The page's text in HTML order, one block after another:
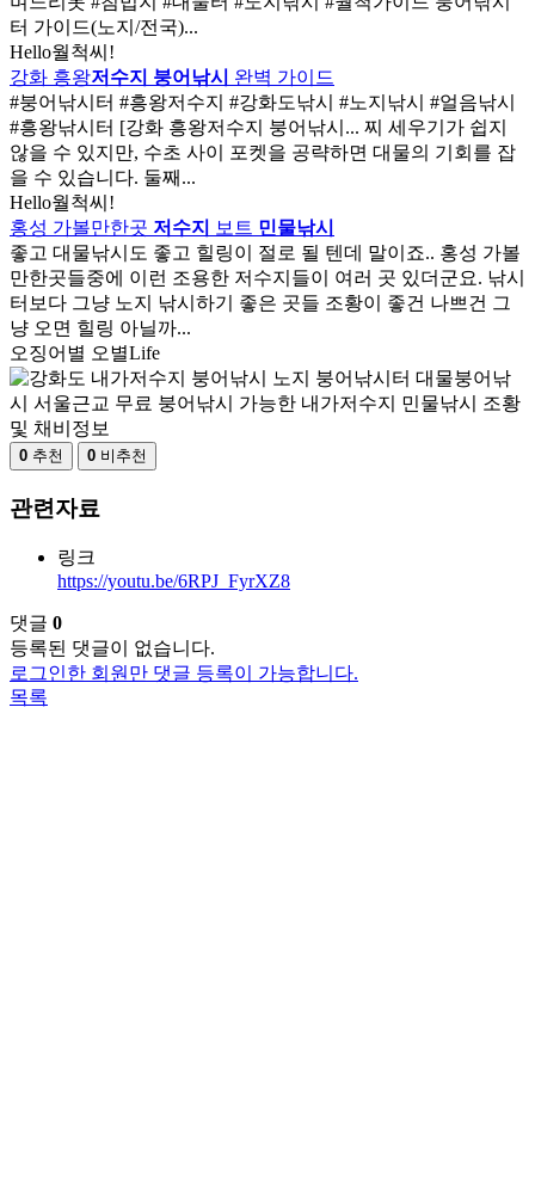
터 가이드(노지/전국)...
Hello월척씨!
강화 흥왕저수지 붕어낚시
완벽 가이드
#붕어낚시터 #흥왕저수지 #강화도낚시 #노지낚시 #얼음낚시
#흥왕낚시터 [강화 흥왕저수지 붕어낚시... 찌 세우기가 쉽지
않을 수 있지만, 수초 사이 포켓을 공략하면 대물의 기회를 잡
을 수 있습니다. 둘째...
Hello월척씨!
홍성 가볼만한곳 저수지 보트 민물낚시
좋고 대물낚시도 좋고 힐링이 절로 될 텐데 말이죠.. 홍성 가볼
만한곳들중에 이런 조용한 저수지들이 여러 곳 있더군요. 낚시
터보다 그냥 노지 낚시하기 좋은 곳들 조황이 좋건 나쁘건 그
냥 오면 힐링 아닐까...
오징어별 오별Life
0 추천 0 비추천
관련자료
링크
https://youtu.be/6RPJ_FyrXZ8
댓글 0
등록된 댓글이 없습니다.
로그인한 회원만 댓글 등록이 가능합니다.
목록